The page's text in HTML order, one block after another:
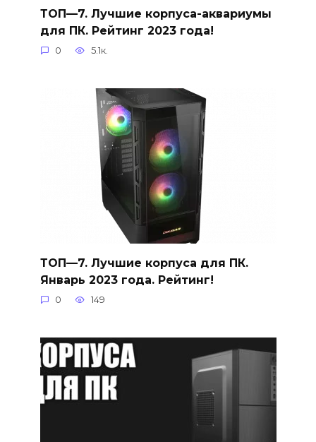
ТОП—7. Лучшие корпуса-аквариумы
для ПК. Рейтинг 2023 года!
0 5.1к.
ТОП—7. Лучшие корпуса для ПК.
Январь 2023 года. Рейтинг!
0 149